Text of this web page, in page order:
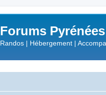
Forums
Randos | Hébergement |